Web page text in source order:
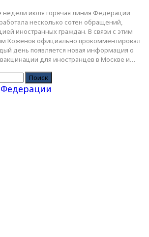
недели июля горячая линия Федерации
несколько сотен обращений,
иностранных граждан. В связи с этим
Коженов официально прокомментировал
день появляется новая информация о
для иностранцев в Москве и…
Федерации